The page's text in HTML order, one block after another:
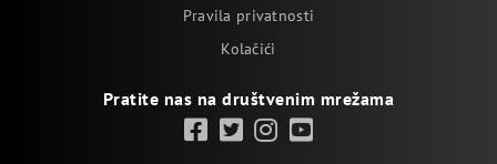
Pravila privatnosti
Kolačići
Pratite nas na društvenim mrežama